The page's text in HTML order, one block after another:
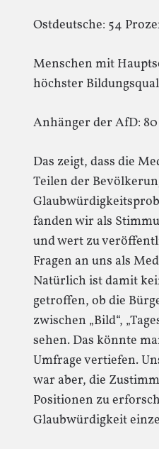
Ostdeutsche: 54
Menschen mit
höchster
Anhänger der AfD:
Das zeigt, dass die
Teilen der
fanden wir als
und wert zu
Fragen an uns als
Natürlich ist damit
getroffen, ob die
zwischen „Bild“,
sehen. Das könnte
Umfrage vertiefen.
war aber, die
Positionen zu
Glaubwürdigkeit